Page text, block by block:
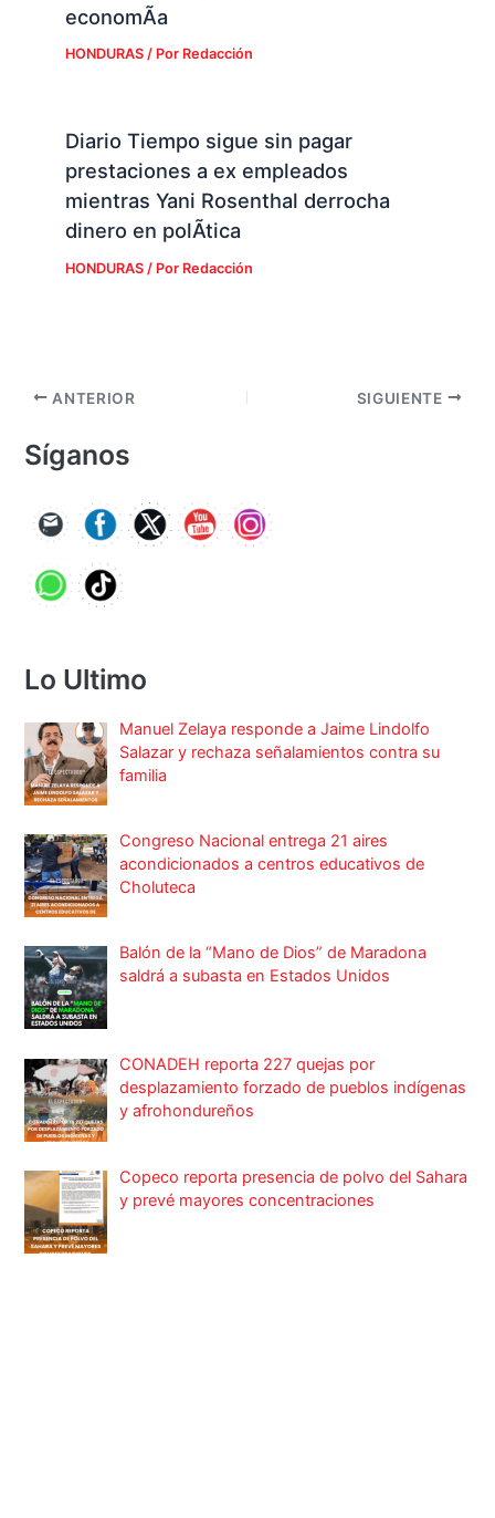
economÃ­a
HONDURAS/ Por Redacción
Diario Tiempo sigue sin pagar
prestaciones a ex empleados
mientras Yani Rosenthal derrocha
dinero en polÃ­tica
HONDURAS/ Por Redacción
ANTERIOR SIGUIENTE
Síganos
Lo Ultimo
Manuel Zelaya responde a Jaime Lindolfo
Salazar y rechaza señalamientos contra su
familia
Congreso Nacional entrega 21 aires
acondicionados a centros educativos de
Choluteca
Balón de la “Mano de Dios” de Maradona
saldrá a subasta en Estados Unidos
CONADEH reporta 227 quejas por
desplazamiento forzado de pueblos indígenas
y afrohondureños
Copeco reporta presencia de polvo del Sahara
y prevé mayores concentraciones